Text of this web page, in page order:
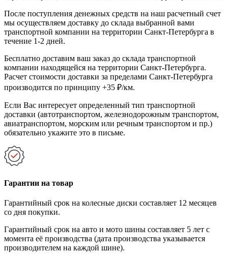
После поступления денежных средств на наш расчетный счет
мы осуществляем доставку до склада выбранной вами
транспортной компании на территории Санкт-Петербурга в
течение 1-2 дней.
Бесплатно доставим ваш заказ до склада транспортной
компании находящейся на территории Санкт-Петербурга.
Расчет стоимости доставки за пределами Санкт-Петербурга
производится по принципу +35 ₽/км.
Если Вас интересует определенный тип транспортной
доставки (автотранспортом, железнодорожным транспортом,
авиатранспортом, морским или речным транспортом и пр.)
обязательно укажите это в письме.
Гарантии на товар
Гарантийный срок на колесные диски составляет 12 месяцев
со дня покупки.
Гарантийный срок на авто и мото шины составляет 5 лет с
момента её производства (дата производства указывается
производителем на каждой шине).